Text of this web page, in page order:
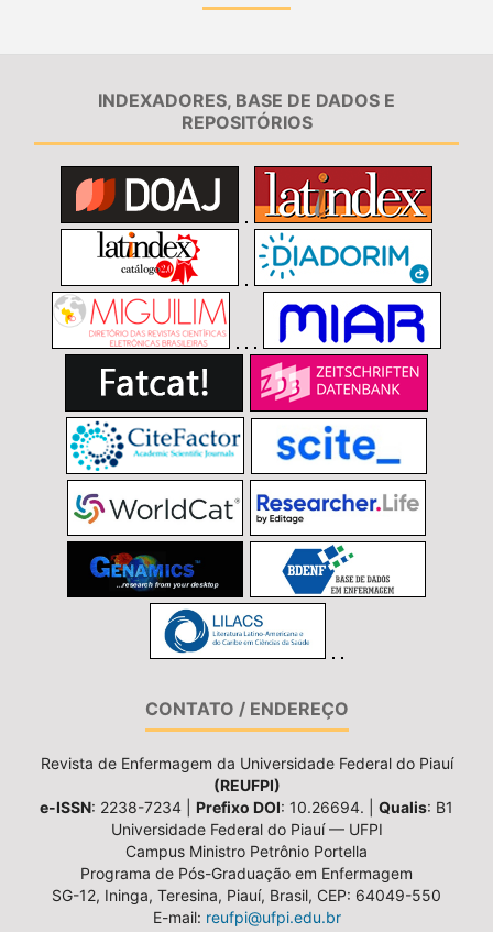
INDEXADORES, BASE DE DADOS E
REPOSITÓRIOS
CONTATO / ENDEREÇO
Revista de Enfermagem da Universidade Federal do Piauí
(REUFPI)
e-ISSN: 2238-7234 | Prefixo DOI: 10.26694. | Qualis: B1
Universidade Federal do Piauí — UFPI
Campus Ministro Petrônio Portella
Programa de Pós-Graduação em Enfermagem
SG-12, Ininga, Teresina, Piauí, Brasil, CEP: 64049-550
E-mail: reufpi@ufpi.edu.br